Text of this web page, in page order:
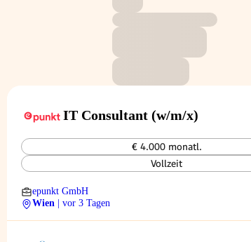
IT Consultant (w/m/x)
€ 4.000 monatl.
Vollzeit
epunkt GmbH
Wien
| vor 3 Tagen